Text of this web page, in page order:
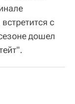
с
дошел